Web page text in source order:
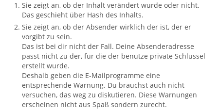
Sie zeigt an, ob der Inhalt verändert wurde oder nicht.
Das geschieht über Hash des Inhalts.
Sie zeigt an, ob der Absender wirklich der ist, der er
vorgibt zu sein.
Das ist bei dir nicht der Fall. Deine Absenderadresse
passt nicht zu der, für die der benutze private Schlüssel
erstellt wurde.
Deshalb geben die E-Mailprogramme eine
entsprechende Warnung. Du brauchst auch nicht
versuchen, das weg zu diskutieren. Diese Warnungen
erscheinen nicht aus Spaß sondern zurecht.